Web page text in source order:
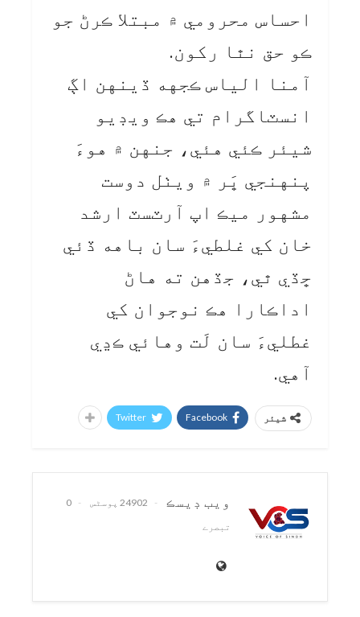
احساس محرومي ۾ مبتلا ڪرڻ جو
ڪو حق نٿا رکون.
آمنا الياس ڪجهه ڏينهن اڳ
انسٽاگرام تي هڪ ويڊيو
شيئر ڪئي هئي، جنهن ۾ هوءَ
پنهنجي ڀَر ۾ ويٺل دوست
مشهور ميڪ اپ آرٽسٽ ارشد
خان کي غلطيءَ سان باهه ڏئي
ڇڏي ٿي، جڏهن ته هاڻ
اداڪارا هڪ نوجوان کي
غطليءَ سان لَت وهائي ڪڍي
آهي.
شیئر Facebook
Twitter
ويب ڊيسڪ 24902 پوسٹس
0
تبصرے